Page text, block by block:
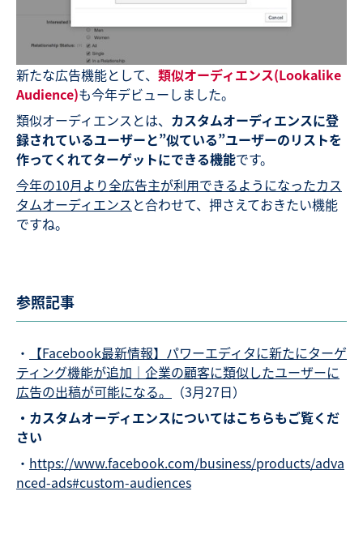
新たな広告機能として、 類似オーディエンス(Lookalike
Audience)も今年デビューしました。
類似オーディエンスとは、 カスタムオーディエンスに登
録されているユーザーと”似ている”ユーザーのリストを
作ってくれてターゲットにできる機能です。
今年の10月より全広告主が利用できるようになったカス
タムオーディエンスと合わせて、押さえておきたい機能
ですね。
参照記事
・
【Facebook最新情報】パワーエディタに新たにターゲ
ティング機能が追加｜企業の顧客に類似したユーザーに
広告の出稿が可能になる。
（3月27日）
・カスタムオーディエンスについてはこちらもご覧くだ
さい
・ https://www.facebook.com/business/products/adva
nced-ads#custom-audiences